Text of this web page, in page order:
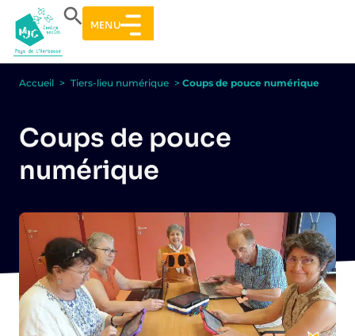
MENU
Accueil > Tiers-lieu numérique > Coups de pouce numérique
Coups de pouce
numérique